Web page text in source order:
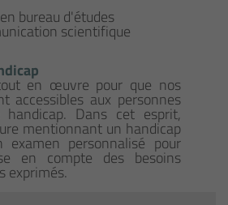
bureau d'études
scientifique
en œuvre pour que nos
accessibles aux personnes
Dans cet esprit,
mentionnant un handicap
personnalisé pour
en compte des besoins
exprimés.